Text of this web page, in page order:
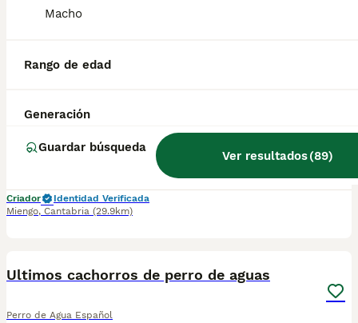
Macho
Rango de edad
Generación
Guardar búsqueda
Ver resultados(89)
10 semanas 3
Criador
Identidad Verificada
Miengo, Cantabria (29.9km)
Ultimos cachorros de perro de aguas
Perro de Agua Español